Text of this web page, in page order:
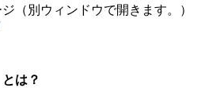
（別ウィンドウで開きます。）
は？